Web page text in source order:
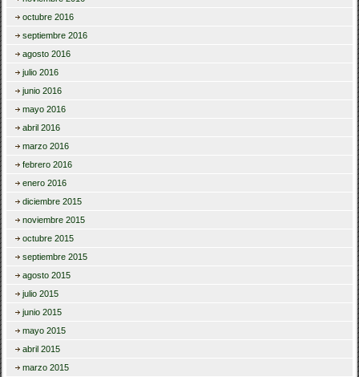
octubre 2016
septiembre 2016
agosto 2016
julio 2016
junio 2016
mayo 2016
abril 2016
marzo 2016
febrero 2016
enero 2016
diciembre 2015
noviembre 2015
octubre 2015
septiembre 2015
agosto 2015
julio 2015
junio 2015
mayo 2015
abril 2015
marzo 2015